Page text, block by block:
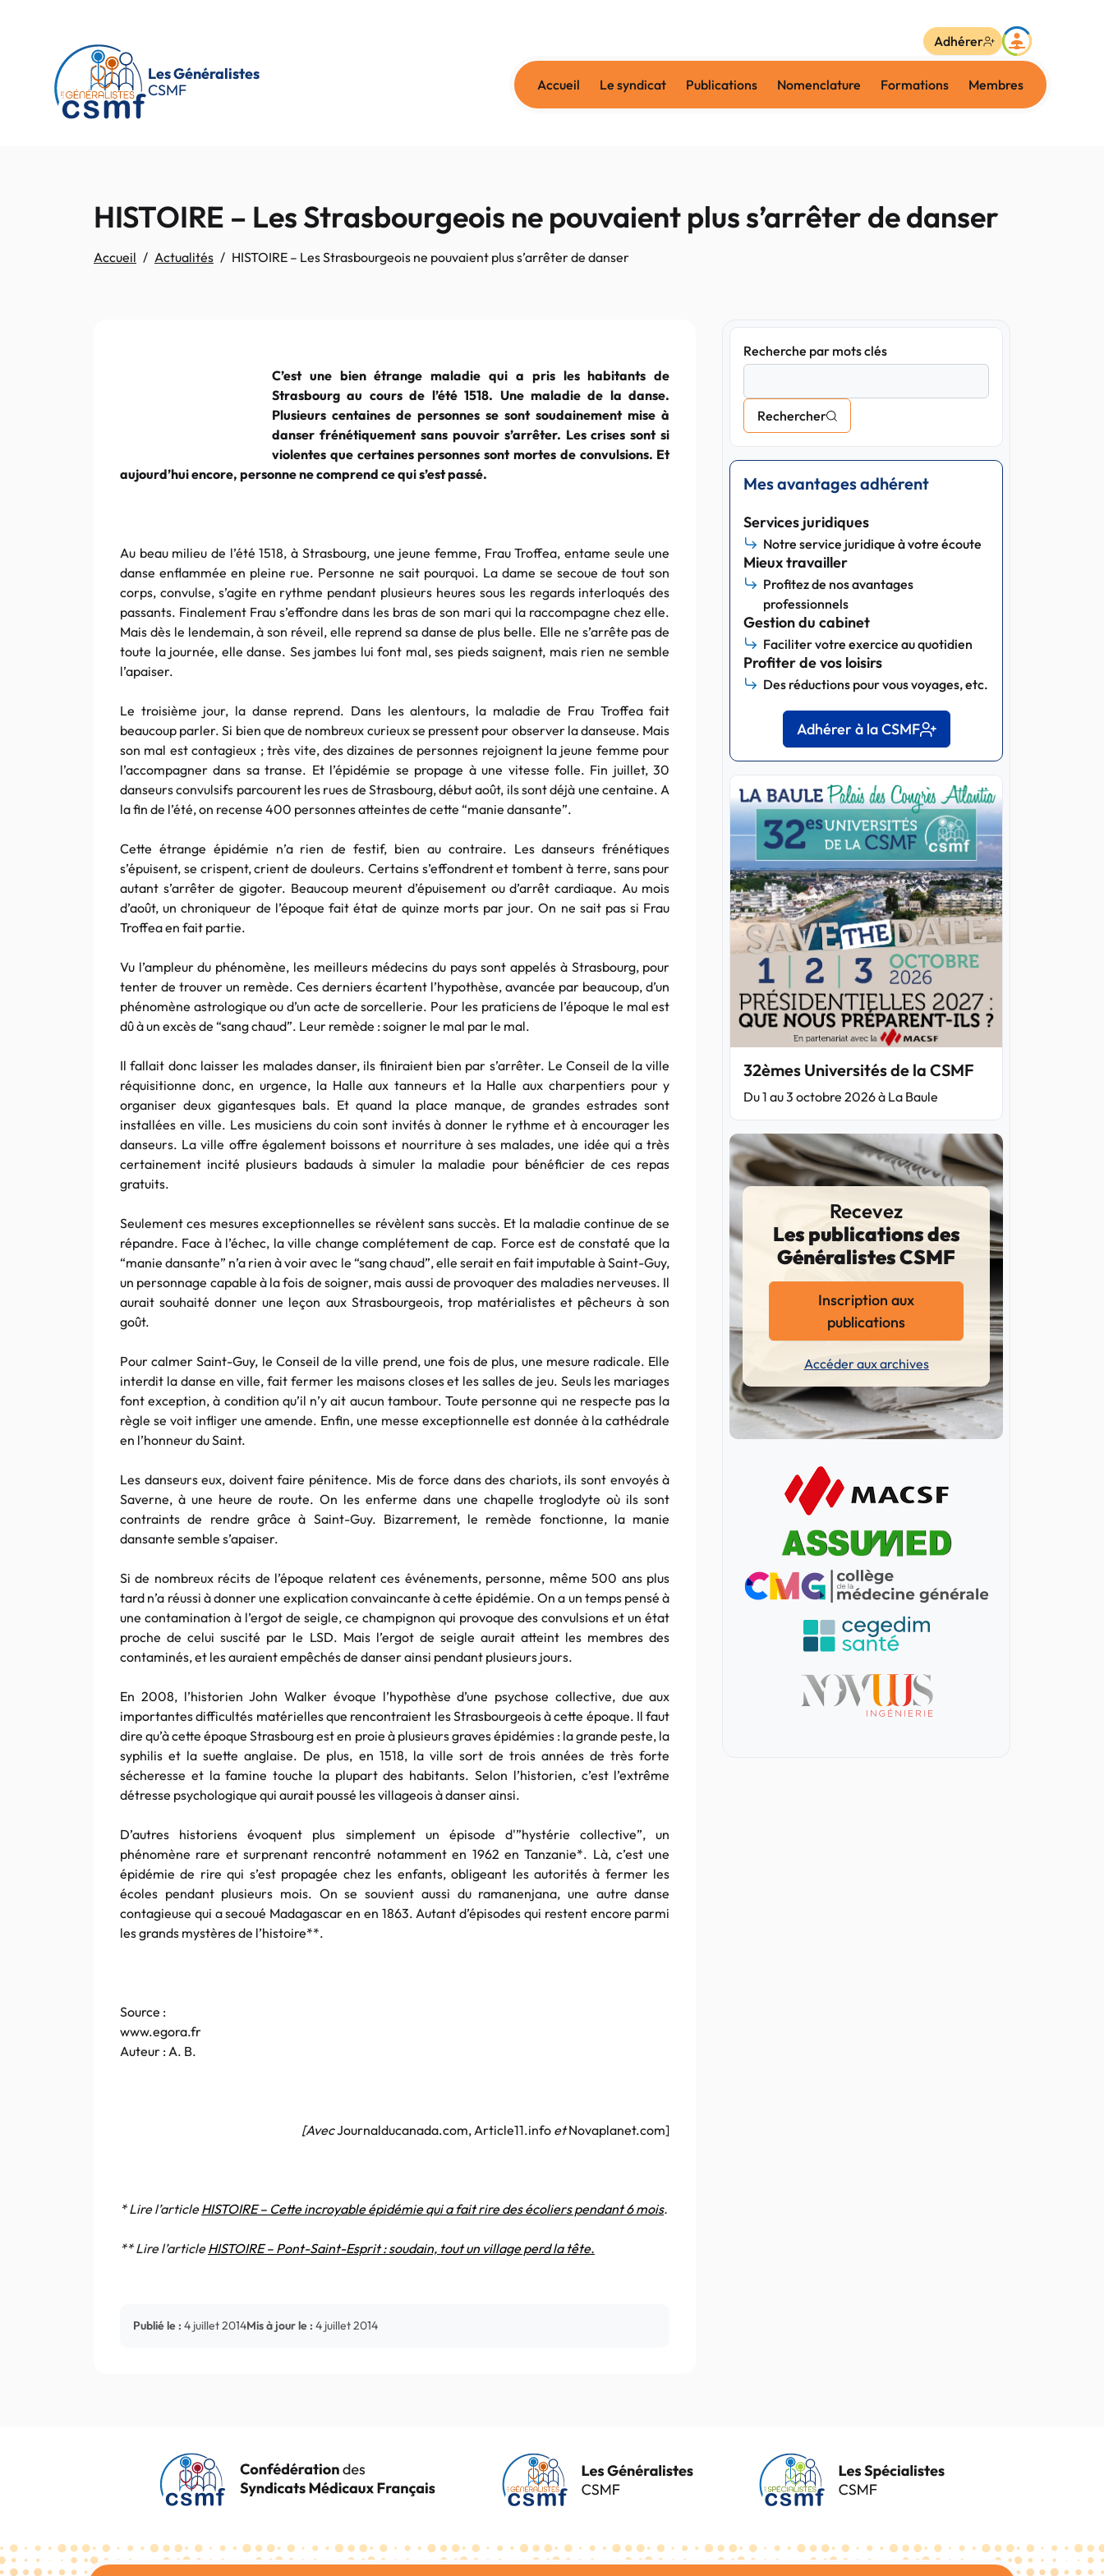
Les Généralistes
CSMF
Accueil Le syndicat Publications Nomenclature Formations Membres
Adhérer
HISTOIRE – Les Strasbourgeois ne pouvaient plus s’arrêter de danser
Accueil Actualités HISTOIRE – Les Strasbourgeois ne pouvaient plus s’arrêter de danser
C’est une bien étrange maladie qui a pris les habitants de
Strasbourg au cours de l’été 1518. Une maladie de la danse.
Plusieurs centaines de personnes se sont soudainement mise à
danser frénétiquement sans pouvoir s’arrêter. Les crises sont si
violentes que certaines personnes sont mortes de convulsions. Et
aujourd’hui encore, personne ne comprend ce qui s’est passé.
Au beau milieu de l’été 1518, à Strasbourg, une jeune femme, Frau Troffea, entame seule une
danse enflammée en pleine rue. Personne ne sait pourquoi. La dame se secoue de tout son
corps, convulse, s’agite en rythme pendant plusieurs heures sous les regards interloqués des
passants. Finalement Frau s’effondre dans les bras de son mari qui la raccompagne chez elle.
Mais dès le lendemain, à son réveil, elle reprend sa danse de plus belle. Elle ne s’arrête pas de
toute la journée, elle danse. Ses jambes lui font mal, ses pieds saignent, mais rien ne semble
l’apaiser.
Le troisième jour, la danse reprend. Dans les alentours, la maladie de Frau Troffea fait
beaucoup parler. Si bien que de nombreux curieux se pressent pour observer la danseuse. Mais
son mal est contagieux ; très vite, des dizaines de personnes rejoignent la jeune femme pour
l’accompagner dans sa transe. Et l’épidémie se propage à une vitesse folle. Fin juillet, 30
danseurs convulsifs parcourent les rues de Strasbourg, début août, ils sont déjà une centaine. A
la fin de l’été, on recense 400 personnes atteintes de cette “manie dansante”.
Cette étrange épidémie n’a rien de festif, bien au contraire. Les danseurs frénétiques
s’épuisent, se crispent, crient de douleurs. Certains s’effondrent et tombent à terre, sans pour
autant s’arrêter de gigoter. Beaucoup meurent d’épuisement ou d’arrêt cardiaque. Au mois
d’août, un chroniqueur de l’époque fait état de quinze morts par jour. On ne sait pas si Frau
Troffea en fait partie.
Vu l’ampleur du phénomène, les meilleurs médecins du pays sont appelés à Strasbourg, pour
tenter de trouver un remède. Ces derniers écartent l’hypothèse, avancée par beaucoup, d’un
phénomène astrologique ou d’un acte de sorcellerie. Pour les praticiens de l’époque le mal est
dû à un excès de “sang chaud”. Leur remède : soigner le mal par le mal.
Il fallait donc laisser les malades danser, ils finiraient bien par s’arrêter. Le Conseil de la ville
réquisitionne donc, en urgence, la Halle aux tanneurs et la Halle aux charpentiers pour y
organiser deux gigantesques bals. Et quand la place manque, de grandes estrades sont
installées en ville. Les musiciens du coin sont invités à donner le rythme et à encourager les
danseurs. La ville offre également boissons et nourriture à ses malades, une idée qui a très
certainement incité plusieurs badauds à simuler la maladie pour bénéficier de ces repas
gratuits.
Seulement ces mesures exceptionnelles se révèlent sans succès. Et la maladie continue de se
répandre. Face à l’échec, la ville change complétement de cap. Force est de constaté que la
“manie dansante” n’a rien à voir avec le “sang chaud”, elle serait en fait imputable à Saint-Guy,
un personnage capable à la fois de soigner, mais aussi de provoquer des maladies nerveuses. Il
aurait souhaité donner une leçon aux Strasbourgeois, trop matérialistes et pêcheurs à son
goût.
Pour calmer Saint-Guy, le Conseil de la ville prend, une fois de plus, une mesure radicale. Elle
interdit la danse en ville, fait fermer les maisons closes et les salles de jeu. Seuls les mariages
font exception, à condition qu’il n’y ait aucun tambour. Toute personne qui ne respecte pas la
règle se voit infliger une amende. Enfin, une messe exceptionnelle est donnée à la cathédrale
en l’honneur du Saint.
Les danseurs eux, doivent faire pénitence. Mis de force dans des chariots, ils sont envoyés à
Saverne, à une heure de route. On les enferme dans une chapelle troglodyte où ils sont
contraints de rendre grâce à Saint-Guy. Bizarrement, le remède fonctionne, la manie
dansante semble s’apaiser.
Si de nombreux récits de l’époque relatent ces événements, personne, même 500 ans plus
tard n’a réussi à donner une explication convaincante à cette épidémie. On a un temps pensé à
une contamination à l’ergot de seigle, ce champignon qui provoque des convulsions et un état
proche de celui suscité par le LSD. Mais l’ergot de seigle aurait atteint les membres des
contaminés, et les auraient empêchés de danser ainsi pendant plusieurs jours.
En 2008, l’historien John Walker évoque l’hypothèse d’une psychose collective, due aux
importantes difficultés matérielles que rencontraient les Strasbourgeois à cette époque. Il faut
dire qu’à cette époque Strasbourg est en proie à plusieurs graves épidémies : la grande peste, la
syphilis et la suette anglaise. De plus, en 1518, la ville sort de trois années de très forte
sécheresse et la famine touche la plupart des habitants. Selon l’historien, c’est l’extrême
détresse psychologique qui aurait poussé les villageois à danser ainsi.
D’autres historiens évoquent plus simplement un épisode d'”hystérie collective”, un
phénomène rare et surprenant rencontré notamment en 1962 en Tanzanie*. Là, c’est une
épidémie de rire qui s’est propagée chez les enfants, obligeant les autorités à fermer les
écoles pendant plusieurs mois. On se souvient aussi du ramanenjana, une autre danse
contagieuse qui a secoué Madagascar en en 1863. Autant d’épisodes qui restent encore parmi
les grands mystères de l’histoire**.
Source :
www.egora.fr
Auteur : A. B.
[AvecJournalducanada.com, Article11.info etNovaplanet.com]
* Lire l’articleHISTOIRE – Cette incroyable épidémie qui a fait rire des écoliers pendant 6 mois.
** Lire l’articleHISTOIRE – Pont-Saint-Esprit : soudain, tout un village perd la tête.
Publié le : 4 juillet 2014Mis à jour le : 4 juillet 2014
Recherche par mots clés
Rechercher
Mes avantages adhérent
Services juridiques
Notre service juridique à votre écoute
Mieux travailler
Profitez de nos avantages
professionnels
Gestion du cabinet
Faciliter votre exercice au quotidien
Profiter de vos loisirs
Des réductions pour vous voyages, etc.
Adhérer à la CSMF
32èmes Universités de la CSMF
Du 1 au 3 octobre 2026 à La Baule
Recevez
Les publications des
Généralistes CSMF
Inscription aux
publications
Accéder aux archives